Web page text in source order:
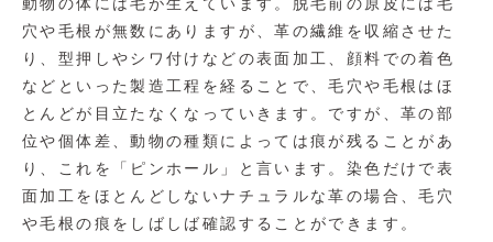
穴や毛根が無数にありますが、革の繊維を収縮させた
り、型押しやシワ付けなどの表面加工、顔料での着色
などといった製造工程を経ることで、毛穴や毛根はほ
とんどが目立たなくなっていきます。ですが、革の部
位や個体差、動物の種類によっては痕が残ることがあ
り、これを「ピンホール」と言います。染色だけで表
面加工をほとんどしないナチュラルな革の場合、毛穴
や毛根の痕をしばしば確認することができます。